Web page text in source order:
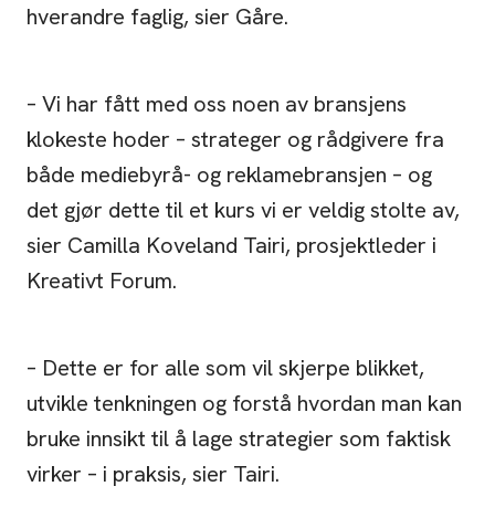
hverandre faglig, sier Gåre.
– Vi har fått med oss noen av bransjens
klokeste hoder – strateger og rådgivere fra
både mediebyrå- og reklamebransjen – og
det gjør dette til et kurs vi er veldig stolte av,
sier Camilla Koveland Tairi, prosjektleder i
Kreativt Forum.
– Dette er for alle som vil skjerpe blikket,
utvikle tenkningen og forstå hvordan man kan
bruke innsikt til å lage strategier som faktisk
virker – i praksis, sier Tairi.